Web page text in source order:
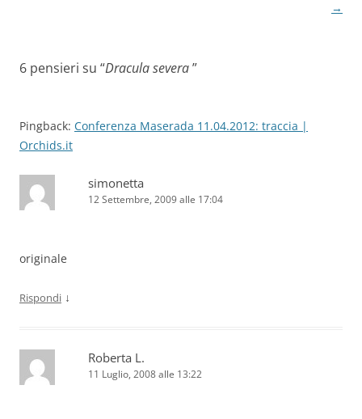
→
6 pensieri su “Dracula severa”
Pingback: Conferenza Maserada 11.04.2012: traccia |
Orchids.it
simonetta
12 Settembre, 2009 alle 17:04
originale
Rispondi ↓
Roberta L.
11 Luglio, 2008 alle 13:22